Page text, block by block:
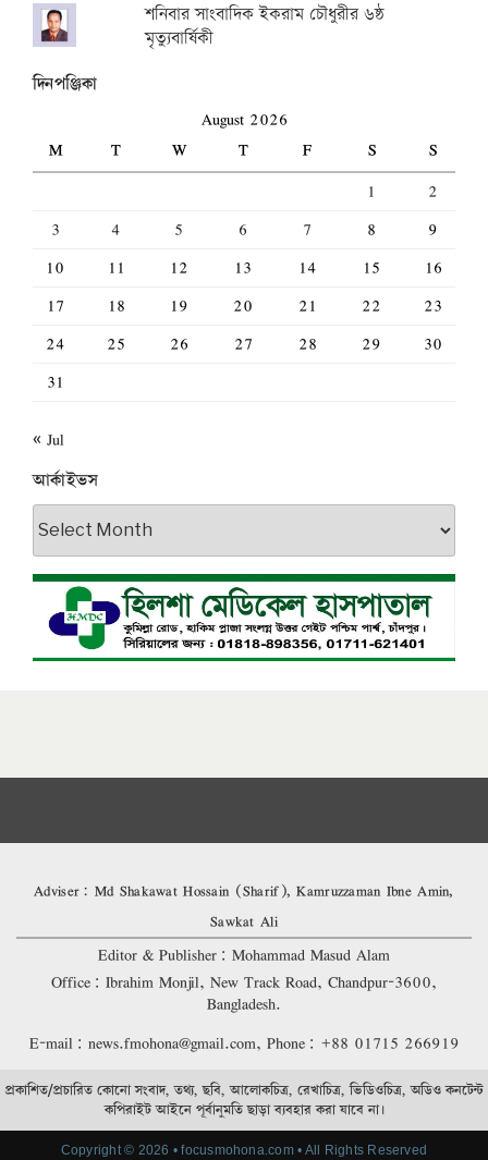
শনিবার সাংবাদিক ইকরাম চৌধুরীর ৬ষ্ঠ
মৃত্যুবার্ষিকী
দিনপঞ্জিকা
August 2026
M
T W T F S
S
1
2
3
4 5 6 7 8
9
10
11 12 13 14 15
16
17
18 19 20 21 22
23
24
25 26 27 28 29
30
31
« Jul
আর্কাইভস
আর্কাইভস
Adviser: Md Shakawat Hossain (Sharif), Kamruzzaman Ibne Amin,
Sawkat Ali
Editor & Publisher: Mohammad Masud Alam
Office: Ibrahim Monjil, New Track Road, Chandpur-3600,
Bangladesh.
E-mail: news.fmohona@gmail.com, Phone: +88 01715 266919
প্রকাশিত/প্রচারিত কোনো সংবাদ, তথ্য, ছবি, আলোকচিত্র, রেখাচিত্র, ভিডিওচিত্র, অডিও কনটেন্ট
কপিরাইট আইনে পূর্বানুমতি ছাড়া ব্যবহার করা যাবে না।
Copyright © 2026 • focusmohona.com • All Rights Reserved